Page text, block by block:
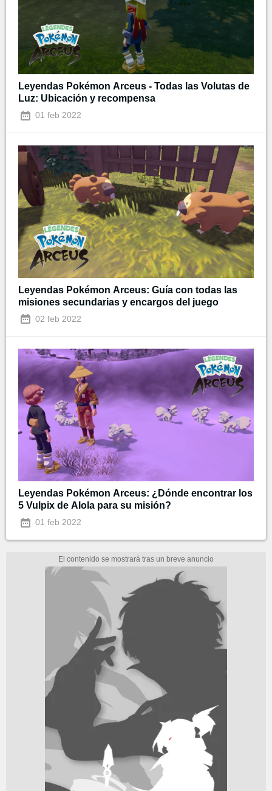
Leyendas Pokémon Arceus - Todas las Volutas de
Luz: Ubicación y recompensa
01 feb 2022
Leyendas Pokémon Arceus: Guía con todas las
misiones secundarias y encargos del juego
02 feb 2022
Leyendas Pokémon Arceus: ¿Dónde encontrar los
5 Vulpix de Alola para su misión?
01 feb 2022